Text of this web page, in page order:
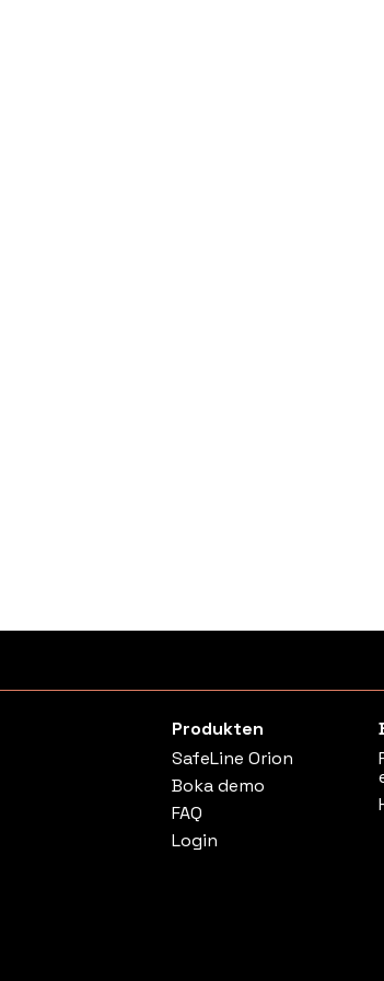
Produkten
SafeLine Orion
Boka demo
FAQ
Login